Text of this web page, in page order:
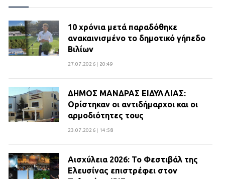
10 χρόνια μετά παραδόθηκε
ανακαινισμένο το δημοτικό γήπεδο
Βιλίων
27.07.2026 | 20:49
ΔΗΜΟΣ ΜΑΝΔΡΑΣ ΕΙΔΥΛΛΙΑΣ:
Ορίστηκαν οι αντιδήμαρχοι και οι
αρμοδιότητες τους
23.07.2026 | 14:58
Αισχύλεια 2026: Το Φεστιβάλ της
Ελευσίνας επιστρέφει στον